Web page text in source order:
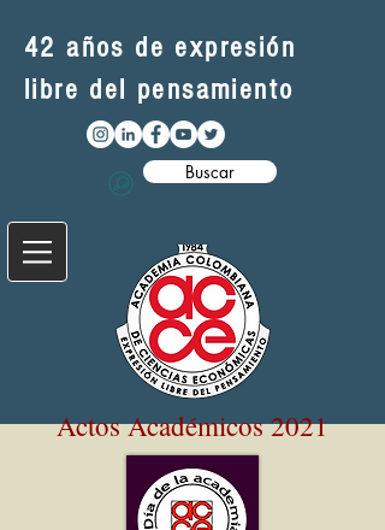
42 años de expresión
libre del pensamiento
Buscar
Actos Académicos 2021